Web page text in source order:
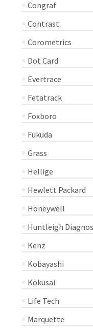
Congraf
Contrast
Corometrics
Dot Card
Evertrace
Fetatrack
Foxboro
Fukuda
Grass
Hellige
Hewlett Packard
Honeywell
Huntleigh
Kenz
Kobayashi
Kokusai
Life Tech
Marquette